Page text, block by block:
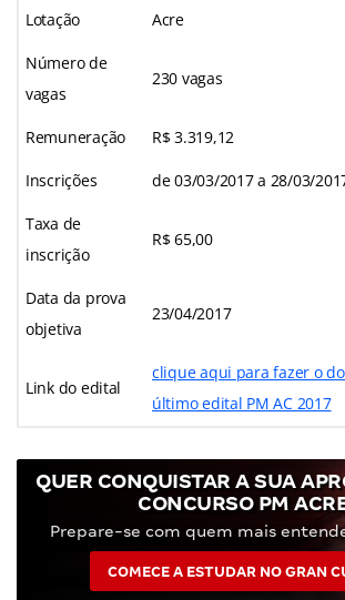
Lotação Acre
Número de
vagas
230 vagas
Remuneração R$ 3.319,12
Inscrições de 03/03/2017 a 28/03/
Taxa de
inscrição
R$ 65,00
Data da prova
objetiva
23/04/2017
Link do edital
clique aqui para fazer o
último edital PM AC 2017
QUER CONQUISTAR A SUA
CONCURSO PM
Prepare-se com quem mais
COMECE A ESTUDAR NO GRAN